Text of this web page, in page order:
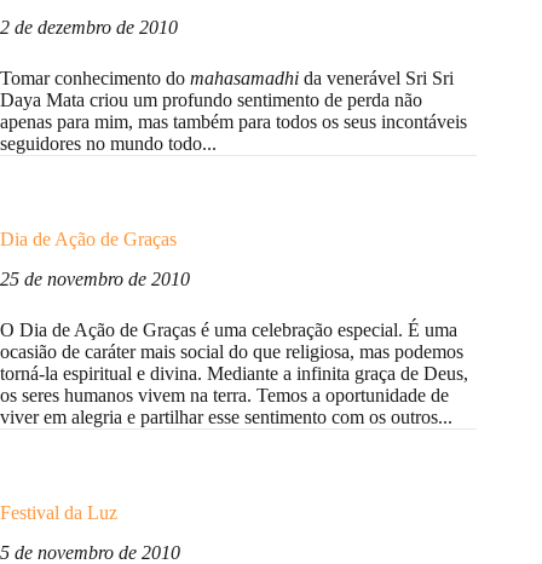
2 de dezembro de 2010
Tomar conhecimento do mahasamadhi da venerável Sri Sri
Daya Mata criou um profundo sentimento de perda não
apenas para mim, mas também para todos os seus incontáveis
seguidores no mundo todo...
Dia de Ação de Graças
25 de novembro de 2010
O Dia de Ação de Graças é uma celebração especial. É uma
ocasião de caráter mais social do que religiosa, mas podemos
torná-la espiritual e divina. Mediante a infinita graça de Deus,
os seres humanos vivem na terra. Temos a oportunidade de
viver em alegria e partilhar esse sentimento com os outros...
Festival da Luz
5 de novembro de 2010